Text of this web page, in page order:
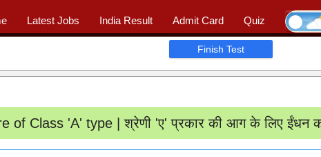
Latest Jobs India Result Admit Card
Quiz
📖 Quiz | Profile
Finish Test
of Class 'A' type | श्रेणी 'ए' प्रकार की आग के लिए ईंधन